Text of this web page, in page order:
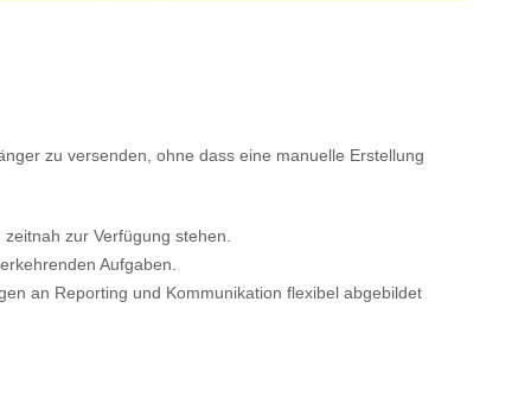
zu versenden, ohne dass eine manuelle Erstellung
zur Verfügung stehen.
Aufgaben.
an Reporting und Kommunikation flexibel abgebildet